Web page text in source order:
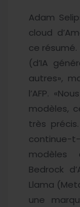
Adam
cloud
ce résumé.
(d’IA
autres»,
l’AFP.
modèles,
très
continue-
modèles
Bedrock
Llama
une